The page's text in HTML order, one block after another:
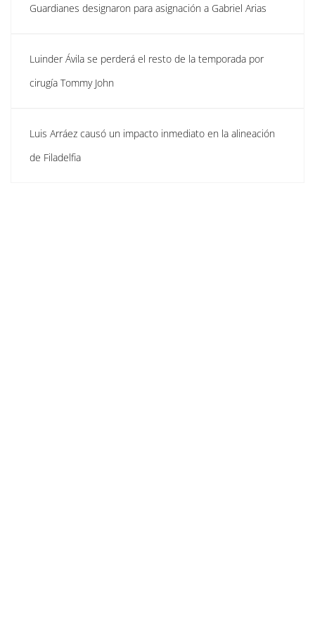
Guardianes designaron para asignación a Gabriel Arias
Luinder Ávila se perderá el resto de la temporada por
cirugía Tommy John
Luis Arráez causó un impacto inmediato en la alineación
de Filadelfia